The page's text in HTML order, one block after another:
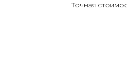
Точная